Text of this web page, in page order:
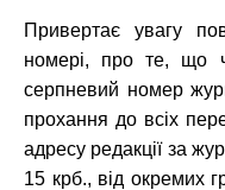
Привертає увагу
номері, про те, що
серпневий номер
прохання до всіх
адресу редакції за
15 крб., від окремих